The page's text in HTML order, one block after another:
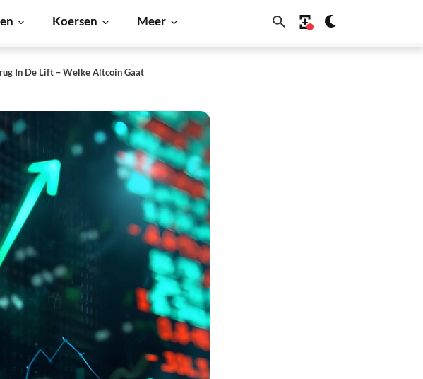
Koersen Meer
In De Lift – Welke Altcoin Gaat